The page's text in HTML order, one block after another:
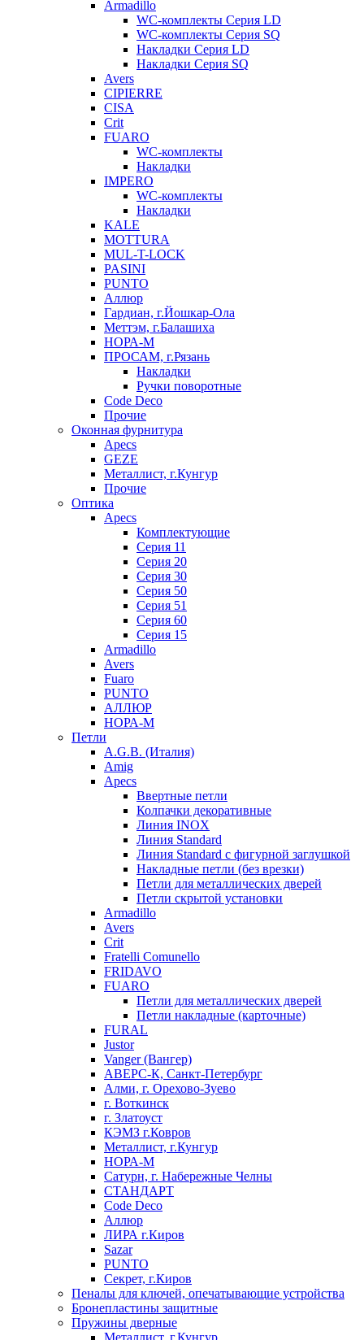
Armadillo
WC-комплекты Серия LD
WC-комплекты Серия SQ
Накладки Серия LD
Накладки Серия SQ
Avers
CIPIERRE
CISA
Crit
FUARO
WC-комплекты
Накладки
IMPERO
WC-комплекты
Накладки
KALE
MOTTURA
MUL-T-LOCK
PASINI
PUNTO
Аллюр
Гардиан, г.Йошкар-Ола
Меттэм, г.Балашиха
НОРА-М
ПРОСАМ, г.Рязань
Накладки
Ручки поворотные
Code Deco
Прочие
Оконная фурнитура
Apecs
GEZE
Металлист, г.Кунгур
Прочие
Оптика
Apecs
Комплектующие
Серия 11
Серия 20
Серия 30
Серия 50
Серия 51
Серия 60
Серия 15
Armadillo
Avers
Fuaro
PUNTO
АЛЛЮР
НОРА-М
Петли
A.G.B. (Италия)
Amig
Apecs
Ввертные петли
Колпачки декоративные
Линия INOX
Линия Standard
Линия Standard с фигурной заглушкой
Накладные петли (без врезки)
Петли для металлических дверей
Петли скрытой установки
Armadillo
Avers
Crit
Fratelli Comunello
FRIDAVO
FUARO
Петли для металлических дверей
Петли накладные (карточные)
FURAL
Justor
Vanger (Вангер)
АВЕРС-К, Санкт-Петербург
Алми, г. Орехово-Зуево
г. Воткинск
г. Златоуст
КЭМЗ г.Ковров
Металлист, г.Кунгур
НОРА-М
Сатурн, г. Набережные Челны
СТАНДАРТ
Code Deco
Аллюр
ЛИРА г.Киров
Sazar
PUNTO
Секрет, г.Киров
Пеналы для ключей, опечатывающие устройства
Бронепластины защитные
Пружины дверные
Металлист, г.Кунгур